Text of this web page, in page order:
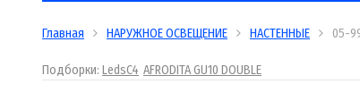
Главная НАРУЖНОЕ ОСВЕЩЕНИЕ НАСТЕННЫЕ 05-
Подборки: LedsC4 AFRODITA GU10 DOUBLE